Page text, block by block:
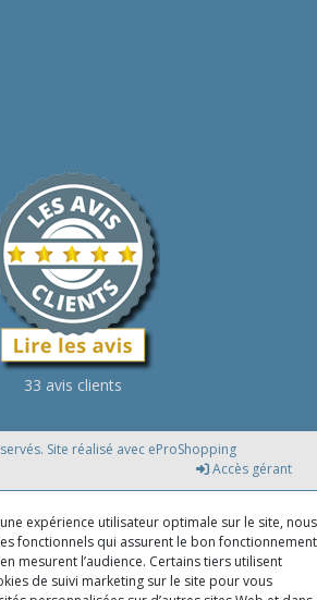
33 avis clients
Site réalisé avec eProShopping
Accès gérant
expérience utilisateur optimale sur le site, nous
fonctionnels qui assurent le bon fonctionnement
mesurent l’audience. Certains tiers utilisent
de suivi marketing sur le site pour vous